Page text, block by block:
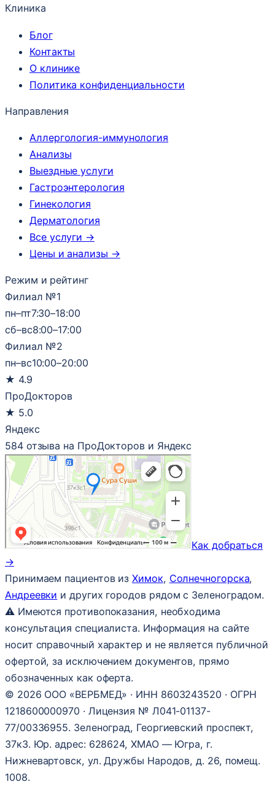
Клиника
Блог
Контакты
О клинике
Политика конфиденциальности
Направления
Аллергология-иммунология
Анализы
Выездные услуги
Гастроэнтерология
Гинекология
Дерматология
Все услуги →
Цены и анализы →
Режим и рейтинг
Филиал №1
пн–пт7:30–18:00
сб–вс8:00–17:00
Филиал №2
пн–вс10:00–20:00
★ 4.9
ПроДокторов
★ 5.0
Яндекс
584 отзыва на ПроДокторов и Яндекс
Как добраться
→
Принимаем пациентов изХимок, Солнечногорска,
Андреевки и других городов рядом с Зеленоградом.
⚠ Имеются противопоказания, необходима
консультация специалиста. Информация на сайте
носит справочный характер и не является публичной
офертой, за исключением документов, прямо
обозначенных как оферта.
© 2026 ООО «ВЕРБМЕД» · ИНН 8603243520 · ОГРН
1218600000970 · Лицензия № Л041-01137-
77/00336955. Зеленоград, Георгиевский проспект,
37к3. Юр. адрес: 628624, ХМАО — Югра, г.
Нижневартовск, ул. Дружбы Народов, д. 26, помещ.
1008.